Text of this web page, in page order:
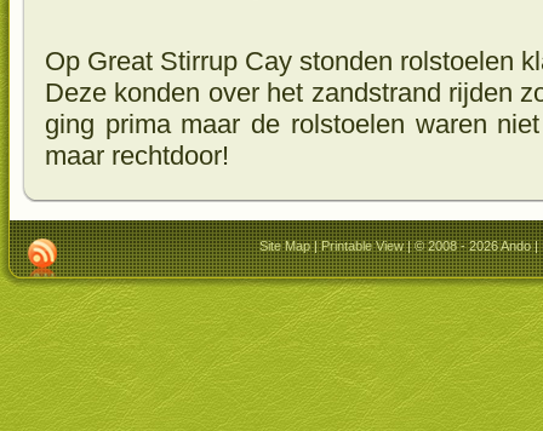
Op Great Stirrup Cay stonden rolstoelen
Deze konden over het zandstrand rijden
ging prima maar de rolstoelen waren
maar rechtdoor!
Site Map|Printable View| © 2008 - 2026 Ando |